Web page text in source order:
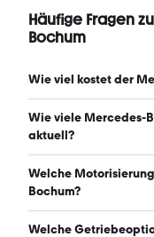
Häufige Fragen
Bochum
Wie viel kostet der
Ein guter Preis für
liegt zwischen 8.850
Wie viele Mercedes-
aktuell?
Es gibt insgesamt 22
davon 22
Welche
Bochum?
Der Mercedes-Benz
Welche